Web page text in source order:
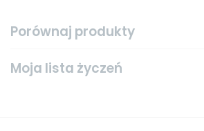
Porównaj produkty
Moja lista życzeń